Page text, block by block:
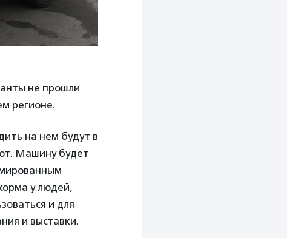
не прошли
регионе.
на нем будут в
Машину будет
у людей,
и для
и выставки.